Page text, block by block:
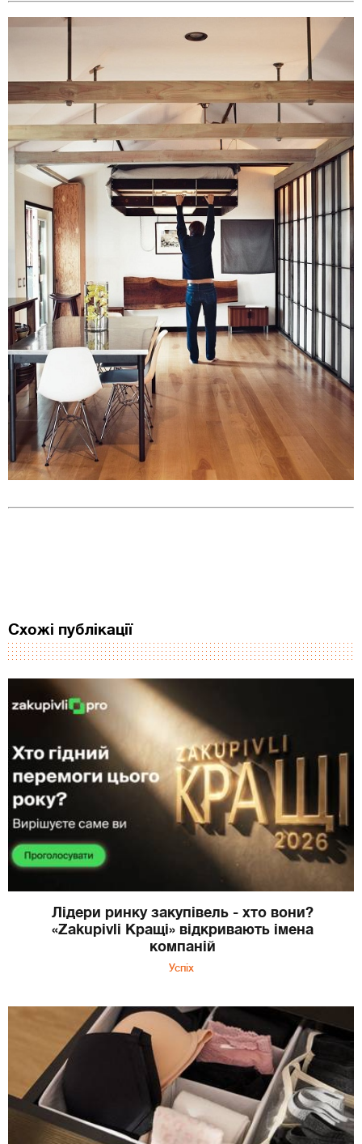
Схожі публікації
Лідери ринку закупівель - хто вони?
«Zakupivli Кращі» відкривають імена
компаній
Успіх